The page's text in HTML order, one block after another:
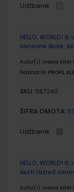
Udžbenik
HELLO, WORLD!
osnovne škole,
Autor(i): Ivana Kirin
Nakladnik: PROFIL
SKU: 567240
ŠIFRA OMOTA:
Udžbenik
HELLO, WORLD!
šesti razred
Autor(i): Ivana Kirin